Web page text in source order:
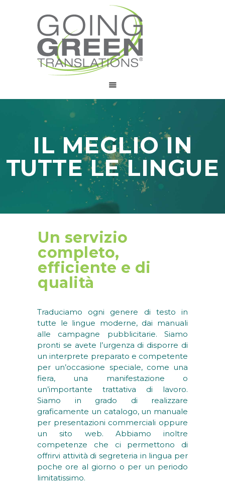
IL MEGLIO IN
TUTTE LE LINGUE
CHI SIAMO
BLOG
CONTATTI
Un servizio
completo,
efficiente e di
qualità
Traduciamo ogni genere di testo in
tutte le lingue moderne, dai manuali
alle campagne pubblicitarie. Siamo
pronti se avete l’urgenza di disporre di
un interprete preparato e competente
per un’occasione speciale, come una
fiera, una manifestazione o
un’importante trattativa di lavoro.
Siamo in grado di realizzare
graficamente un catalogo, un manuale
per presentazioni commerciali oppure
un sito web. Abbiamo inoltre
competenze che ci permettono di
offrirvi attività di segreteria in lingua per
poche ore al giorno o per un periodo
limitatissimo.